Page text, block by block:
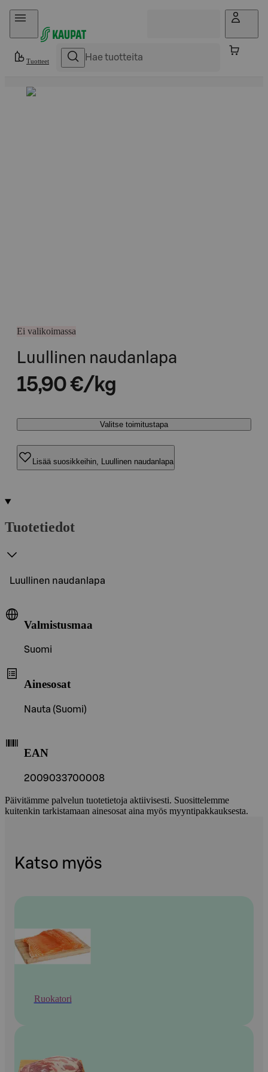
Hyppää sisältöön
Tuotteet
Ei valikoimassa
Luullinen naudanlapa
15,90 €/kg
Valitse toimitustapa
Lisää suosikkeihin, Luullinen naudanlapa
Tuotetiedot
Luullinen naudanlapa
Valmistusmaa
Suomi
Ainesosat
Nauta (Suomi)
EAN
2009033700008
Päivitämme palvelun tuotetietoja aktiivisesti. Suosittelemme
kuitenkin tarkistamaan ainesosat aina myös myyntipakkauksesta.
Katso myös
Ruokatori